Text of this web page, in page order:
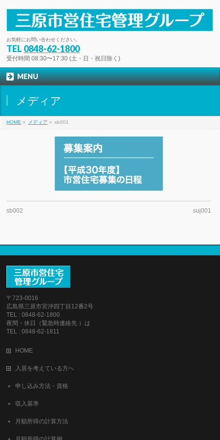
お気軽にお問い合わせください。
TEL 0848-62-1800
受付時間 08:30〜17:30 (土・日・祝日除く)
MENU
メディア
HOME » メディア » sb001
sb002 suj001
〒723-0016
広島県三原市宮沖四丁目12番2号
TEL : 0848-62-1800
夜間・休日（緊急時連絡先 ）は
TEL : 0848-62-1811
HOME
入居を考えている方へ
申し込み方法・資格
収入基準
月額所得の計算方法